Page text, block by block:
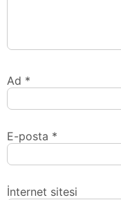
Ad *
E-posta *
İnternet sitesi